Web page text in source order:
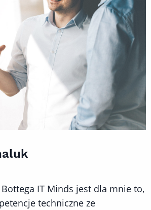
IT Minds jest dla mnie to,
techniczne ze